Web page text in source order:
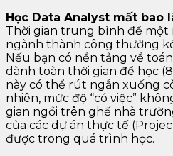
Học Data Analyst mất bao
Thời gian trung bình để một
ngành thành công thường
Nếu bạn có nền tảng về
dành toàn thời gian để học
này có thể rút ngắn xuống
nhiên, mức độ “có việc”
gian ngồi trên ghế nhà
của các dự án thực tế
được trong quá trình học.